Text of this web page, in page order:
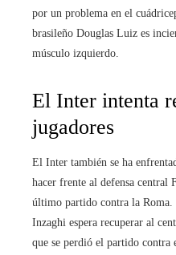
por un problema en el
brasileño Douglas Luiz es
músculo izquierdo.
El Inter intenta
jugadores
El Inter también se ha
hacer frente al defensa central
último partido contra la
Inzaghi espera recuperar al
que se perdió el partido